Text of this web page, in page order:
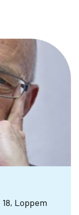
Loppem